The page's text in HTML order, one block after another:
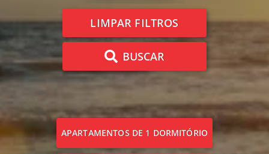
LIMPAR FILTROS
BUSCAR
APARTAMENTOS DE 1 DORMITÓRIO